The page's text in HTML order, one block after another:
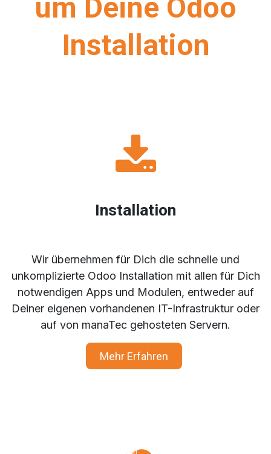
um Deine Odoo
Installation
Installation
Wir übernehmen für Dich die schnelle und
unkomplizierte Odoo Installation mit allen für Dich
notwendigen Apps und Modulen, entweder auf
Deiner eigenen vorhandenen IT-Infrastruktur oder
auf von manaTec gehosteten Servern.
Mehr Erfahren